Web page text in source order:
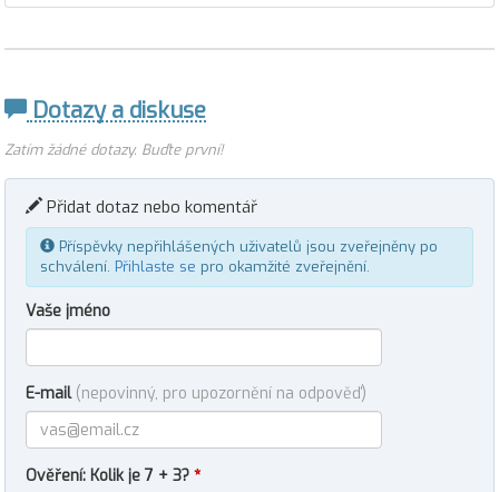
Dotazy a diskuse
Zatím žádné dotazy. Buďte první!
Přidat dotaz nebo komentář
Příspěvky nepřihlášených uživatelů jsou zveřejněny po
schválení. Přihlaste se pro okamžité zveřejnění.
Vaše jméno
E-mail (nepovinný, pro upozornění na odpověď)
Ověření: Kolik je 7 + 3? *